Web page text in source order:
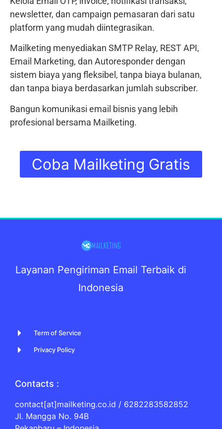
newsletter, dan campaign pemasaran dari satu
platform yang mudah diintegrasikan.
Mailketing menyediakan SMTP Relay, REST API,
Email Marketing, dan Autoresponder dengan
sistem biaya yang fleksibel, tanpa biaya bulanan,
dan tanpa biaya berdasarkan jumlah subscriber.
Bangun komunikasi email bisnis yang lebih
profesional bersama Mailketing.
Coba Mailketing Gratis
Layanan Pengiriman Email Terbaik di
Indonesia
Term of Service
Privacy Policy
Contacts :
contact[at]mailketing.co.id / 6282283582852
Jl. Mangga No. 94B